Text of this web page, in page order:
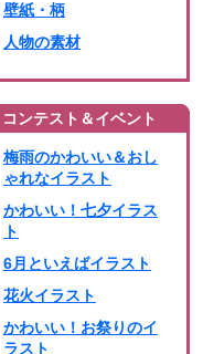
壁紙・柄
人物の素材
コンテスト＆イベント
梅雨のかわいい＆おし
ゃれなイラスト
かわいい！七夕イラス
ト
6月といえばイラスト
花火イラスト
かわいい！お祭りのイ
ラスト